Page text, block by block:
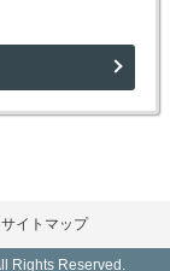
サイトマップ
Rights Reserved.